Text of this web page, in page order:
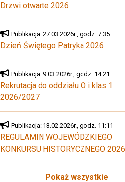
Drzwi otwarte 2026
Publikacja: 27.03.2026r., godz. 7:35
Dzień Świętego Patryka 2026
Publikacja: 9.03.2026r., godz. 14:21
Rekrutacja do oddziału O i klas 1
2026/2027
Publikacja: 13.02.2026r., godz. 11:11
REGULAMIN WOJEWÓDZKIEGO
KONKURSU HISTORYCZNEGO 2026
Pokaż wszystkie